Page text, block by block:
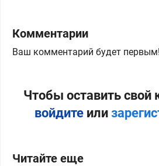
Комментарии
Ваш комментарий будет первым!
Чтобы оставить свой
войдитеили
Читайте еще